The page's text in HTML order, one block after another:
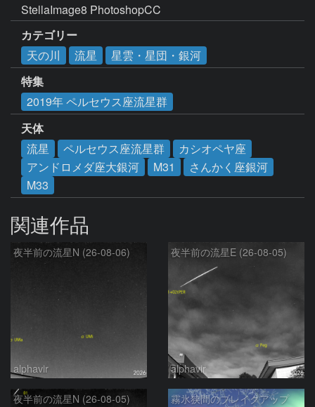
StellaImage8 PhotoshopCC
カテゴリー
天の川
流星
星雲・星団・銀河
特集
2019年 ペルセウス座流星群
天体
流星
ペルセウス座流星群
カシオペヤ座
アンドロメダ座大銀河
M31
さんかく座銀河
M33
関連作品
夜半前の流星N (26-08-06)
alphavir
夜半前の流星E (26-08-05)
alphavir
夜半前の流星N (26-08-05) 霧氷狭間のブレイクアップ